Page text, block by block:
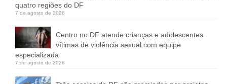
quatro regiões do DF
7 de agosto de 2026
Centro no DF atende crianças e adolescentes
vítimas de violência sexual com equipe
especializada
7 de agosto de 2026